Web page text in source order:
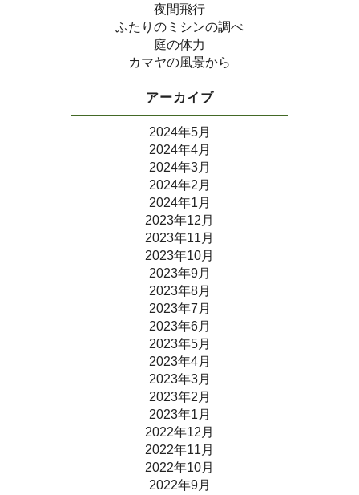
夜間飛行
ふたりのミシンの調べ
庭の体力
カマヤの風景から
アーカイブ
2024年5月
2024年4月
2024年3月
2024年2月
2024年1月
2023年12月
2023年11月
2023年10月
2023年9月
2023年8月
2023年7月
2023年6月
2023年5月
2023年4月
2023年3月
2023年2月
2023年1月
2022年12月
2022年11月
2022年10月
2022年9月